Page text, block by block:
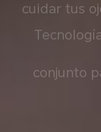
cuidar tus
conjunto